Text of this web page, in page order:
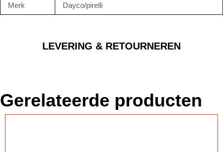
LEVERING & RETOURNEREN
Merk Dayco/pirelli
Gerelateerde producten